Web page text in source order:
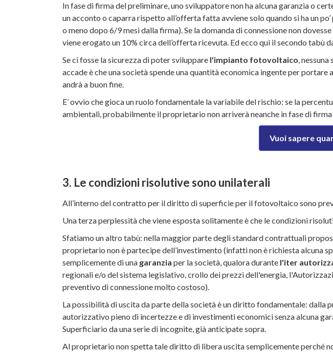
In fase di firma del preliminare, uno sviluppatore non ha alcuna garanzia o
un acconto o caparra rispetto all’offerta fatta avviene solo quando si ha un
o meno dopo 6/9 mesi dalla firma). Se la domanda di connessione non
viene erogato un 10% circa dell’offerta ricevuta. Ed ecco qui il secondo tabù
Se ci fosse la sicurezza di poter sviluppare l'impianto fotovoltaico,
accade è che una società spende una quantità economica ingente per
andrà a buon fine.
E’ ovvio che gioca un ruolo fondamentale la variabile del rischio: se la
ambientali, probabilmente il proprietario non arriverà neanche in fase di
Vuoi sapere
3. Le condizioni risolutive sono unilaterali
All’interno del contratto per il diritto di superficie per il fotovoltaico sono
Una terza perplessità che viene esposta solitamente è che le condizioni
Sfatiamo un altro tabù: nella maggior parte degli standard contrattuali
proprietario non è partecipe dell’investimento (infatti non è richiesta alcuna
semplicemente di una garanzia per la società, qualora durante l'iter
regionali e/o del sistema legislativo, crollo dei prezzi dell'energia,
preventivo di connessione molto costoso).
La possibilità di uscita da parte della società è un diritto fondamentale:
autorizzativo pieno di incertezze e di investimenti economici senza alcuna
Superficiario da una serie di incognite, già anticipate sopra.
Al proprietario non spetta tale diritto di libera uscita semplicemente perché